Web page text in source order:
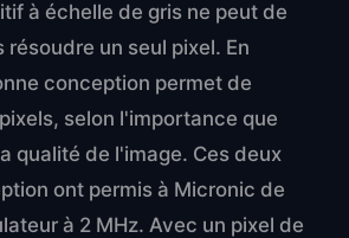
à échelle de gris ne peut de
un seul pixel. En
conception permet de
selon l'importance que
qualité de l'image. Ces deux
ont permis à Micronic de
à 2 MHz. Avec un pixel de